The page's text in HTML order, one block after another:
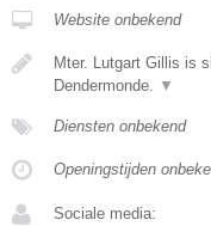
Website onbekend
Mter. Lutgart Gillis is
Dendermonde. ▼
Diensten onbekend
Openingstijden
Sociale media: